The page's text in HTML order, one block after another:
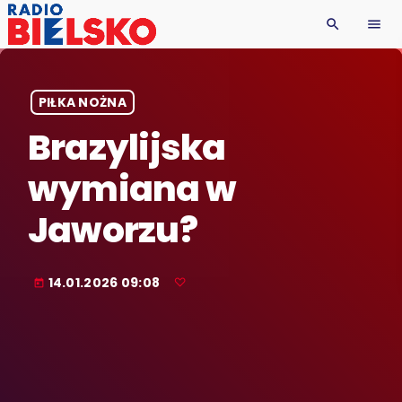
search menu
PIŁKA NOŻNA
Brazylijska
wymiana w
Jaworzu?
today 14.01.2026 09:08